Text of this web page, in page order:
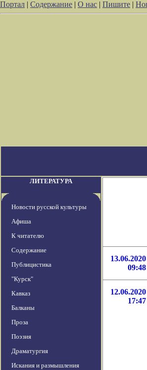
Портал | Содержание | О нас | Пишите |
ЛИТЕРАТУРА
Новости русской культуры
Афиша
К читателю
Содержание
Публицистика
"Курск"
Кавказ
Балканы
Проза
Поэзия
Драматургия
Искания и размышления
13.06.2020
09:48
12.06.2020
17:47